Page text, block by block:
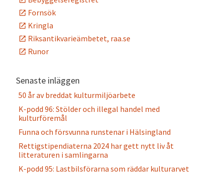
Fornsök
Kringla
Riksantikvarieämbetet, raa.se
Runor
Senaste inläggen
50 år av breddat kulturmiljöarbete
K-podd 96: Stölder och illegal handel med
kulturföremål
Funna och försvunna runstenar i Hälsingland
Rettigstipendiaterna 2024 har gett nytt liv åt
litteraturen i samlingarna
K-podd 95: Lastbilsförarna som räddar kulturarvet